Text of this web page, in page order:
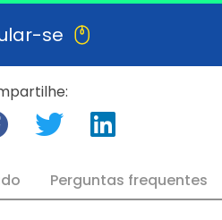
se
Perguntas frequentes